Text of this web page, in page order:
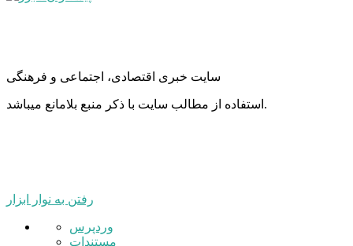
سایت خبری اقتصادی، اجتماعی و فرهنگی
استفاده از مطالب سایت با ذکر منبع بلامانع میباشد.
رفتن به نوار ابزار
درباره
وردپرس
وردپرس
مستندات